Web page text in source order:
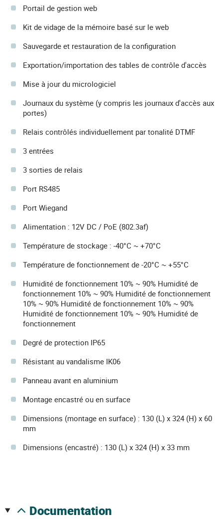
Portail de gestion web
Kit de vidage de la mémoire basé sur le web
Sauvegarde et restauration de la configuration
Exportation/importation des tables de contrôle d'accès
Mise à jour du micrologiciel
Journaux du système (y compris les journaux d'accès aux
portes)
Relais contrôlés individuellement par tonalité DTMF
3 entrées
3 sorties de relais
Port RS485
Port Wiegand
Alimentation : 12V DC / PoE (802.3af)
Température de stockage : -40°C ~ +70°C
Température de fonctionnement de -20°C ~ +55°C
Humidité de fonctionnement 10% ~ 90% Humidité de
fonctionnement 10% ~ 90% Humidité de fonctionnement
10% ~ 90% Humidité de fonctionnement 10% ~ 90%
Humidité de fonctionnement 10% ~ 90% Humidité de
fonctionnement
Degré de protection IP65
Résistant au vandalisme IK06
Panneau avant en aluminium
Montage encastré ou en surface
Dimensions (montage en surface) : 130 (L) x 324 (H) x 60
mm
Dimensions (encastré) : 130 (L) x 324 (H) x 33 mm
documentation